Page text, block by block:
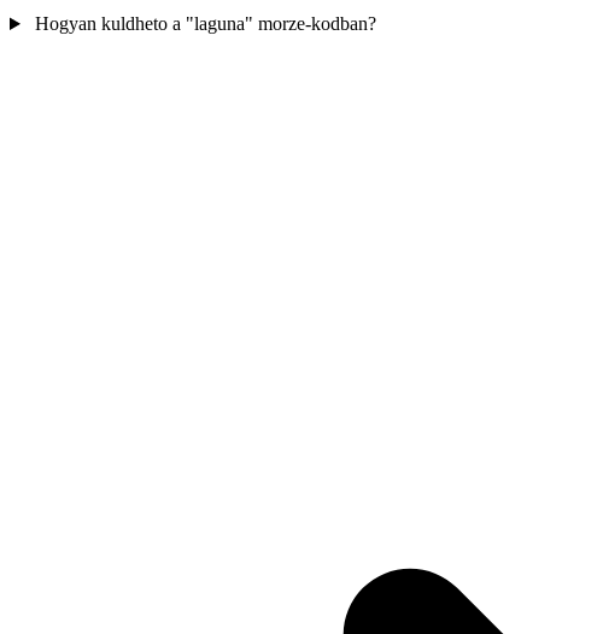
Hogyan kuldheto a "laguna" morze-kodban?